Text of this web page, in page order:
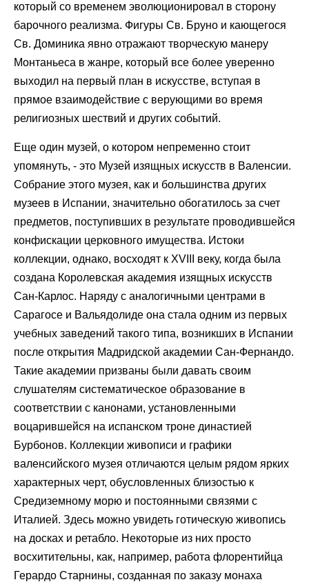
который со временем эволюционировал в сторону
барочного реализма. Фигуры Св. Бруно и кающегося
Св. Доминика явно отражают творческую манеру
Монтаньеса в жанре, который все более уверенно
выходил на первый план в искусстве, вступая в
прямое взаимодействие с верующими во время
религиозных шествий и других событий.
Еще один музей, о котором непременно стоит
упомянуть, - это Музей изящных искусств в Валенсии.
Собрание этого музея, как и большинства других
музеев в Испании, значительно обогатилось за счет
предметов, поступивших в результате проводившейся
конфискации церковного имущества. Истоки
коллекции, однако, восходят к XVIII веку, когда была
создана Королевская академия изящных искусств
Сан-Карлос. Наряду с аналогичными центрами в
Сарагосе и Вальядолиде она стала одним из первых
учебных заведений такого типа, возникших в Испании
после открытия Мадридской академии Сан-Фернандо.
Такие академии призваны были давать своим
слушателям систематическое образование в
соответствии с канонами, установленными
воцарившейся на испанском троне династией
Бурбонов. Коллекции живописи и графики
валенсийского музея отличаются целым рядом ярких
характерных черт, обусловленных близостью к
Средиземному морю и постоянными связями с
Италией. Здесь можно увидеть готическую живопись
на досках и ретабло. Некоторые из них просто
восхитительны, как, например, работа флорентийца
Герардо Старнины, созданная по заказу монаха